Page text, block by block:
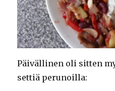
Päivällinen oli sitten
settiä perunoilla: